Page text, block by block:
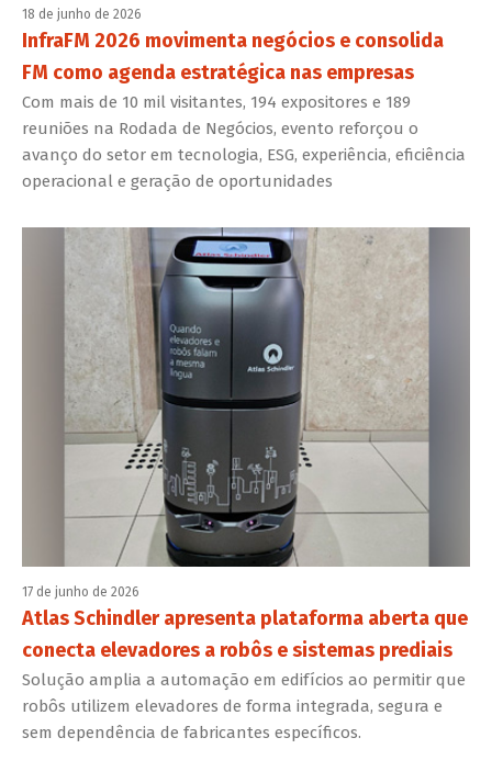
18 de junho de 2026
InfraFM 2026 movimenta negócios e consolida
FM como agenda estratégica nas empresas
Com mais de 10 mil visitantes, 194 expositores e 189
reuniões na Rodada de Negócios, evento reforçou o
avanço do setor em tecnologia, ESG, experiência, eficiência
operacional e geração de oportunidades
17 de junho de 2026
Atlas Schindler apresenta plataforma aberta que
conecta elevadores a robôs e sistemas prediais
Solução amplia a automação em edifícios ao permitir que
robôs utilizem elevadores de forma integrada, segura e
sem dependência de fabricantes específicos.